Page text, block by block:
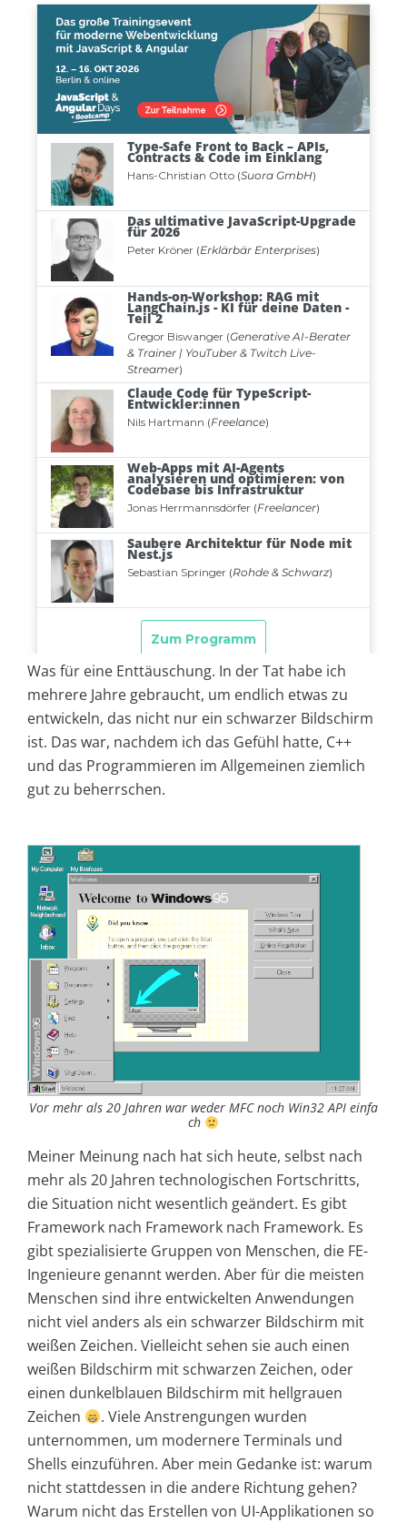
Was für eine Enttäuschung. In der Tat habe ich
mehrere Jahre gebraucht, um endlich etwas zu
entwickeln, das nicht nur ein schwarzer Bildschirm
ist. Das war, nachdem ich das Gefühl hatte, C++
und das Programmieren im Allgemeinen ziemlich
gut zu beherrschen.
Vor mehr als 20 Jahren war weder MFC noch Win32 API einfa
ch
Meiner Meinung nach hat sich heute, selbst nach
mehr als 20 Jahren technologischen Fortschritts,
die Situation nicht wesentlich geändert. Es gibt
Framework nach Framework nach Framework. Es
gibt spezialisierte Gruppen von Menschen, die FE-
Ingenieure genannt werden. Aber für die meisten
Menschen sind ihre entwickelten Anwendungen
nicht viel anders als ein schwarzer Bildschirm mit
weißen Zeichen. Vielleicht sehen sie auch einen
weißen Bildschirm mit schwarzen Zeichen, oder
einen dunkelblauen Bildschirm mit hellgrauen
Zeichen
. Viele Anstrengungen wurden
unternommen, um modernere Terminals und
Shells einzuführen. Aber mein Gedanke ist: warum
nicht stattdessen in die andere Richtung gehen?
Warum nicht das Erstellen von UI-Applikationen so